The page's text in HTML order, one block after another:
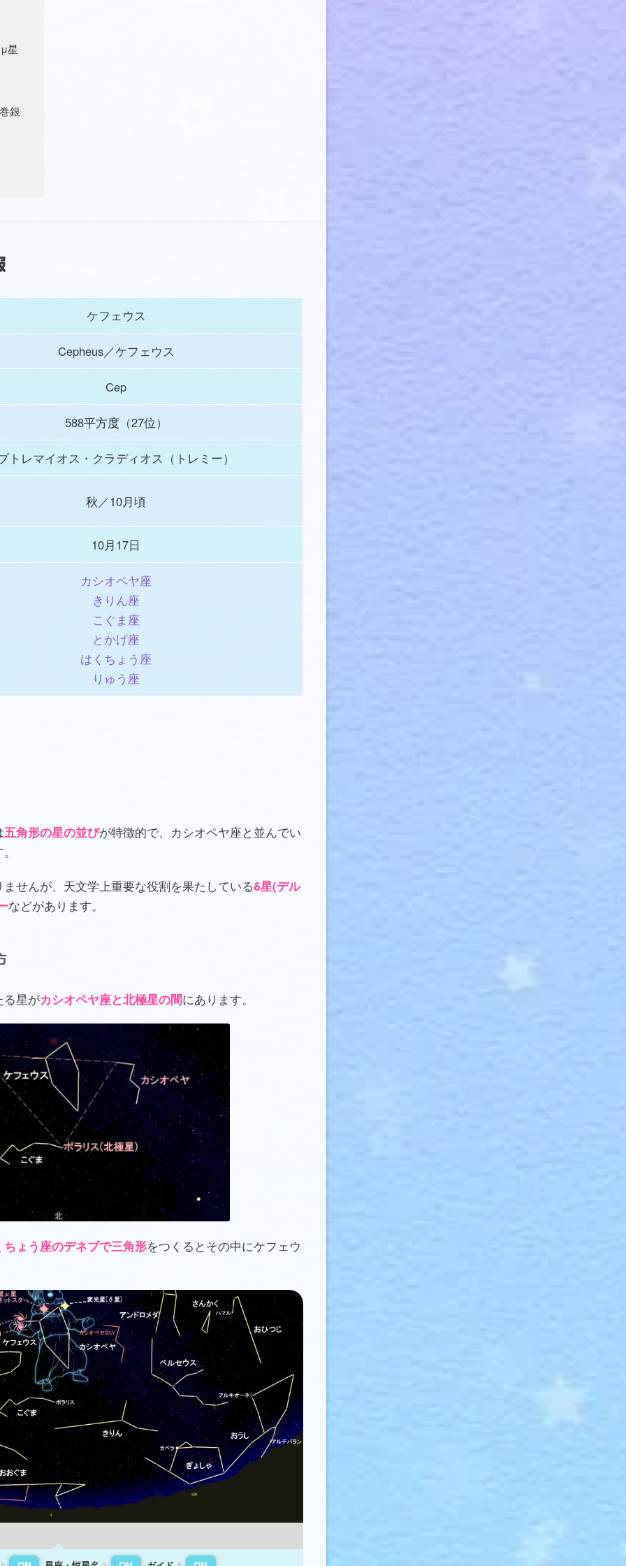
星
銀
ケフェウス
Cepheus／ケフェウス
Cep
588平方度（27位）
トレマイオス・クラディオス（トレミー）
秋／10月頃
10月17日
カシオペヤ座
きりん座
こぐま座
とかげ座
はくちょう座
りゅう座
五角形の星の並びが特徴的で、カシオペヤ座と並んでい
せんが、天文学上重要な役割を果たしているδ星(デル
などがあります。
る星がカシオペヤ座と北極星の間にあります。
ょう座のデネブで三角形をつくるとその中にケフェウ